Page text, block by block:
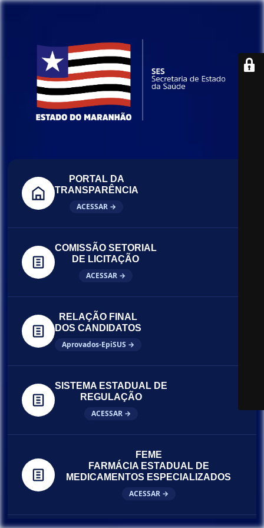
PORTAL DA
TRANSPARÊNCIA
ACESSAR →
COMISSÃO SETORIAL
DE LICITAÇÃO
ACESSAR →
RELAÇÃO FINAL
DOS CANDIDATOS
Aprovados-EpiSUS →
SISTEMA ESTADUAL DE
REGULAÇÃO
ACESSAR →
FEME
FARMÁCIA ESTADUAL DE
MEDICAMENTOS ESPECIALIZADOS
ACESSAR →